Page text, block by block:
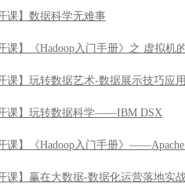
课】数据科学无难事
课】《Hadoop入门手册》之 虚拟机
课】玩转数据艺术-数据展示技巧应
课】玩转数据科学——IBM DSX
课】《Hadoop入门手册》
课】赢在大数据-数据化运营落地实